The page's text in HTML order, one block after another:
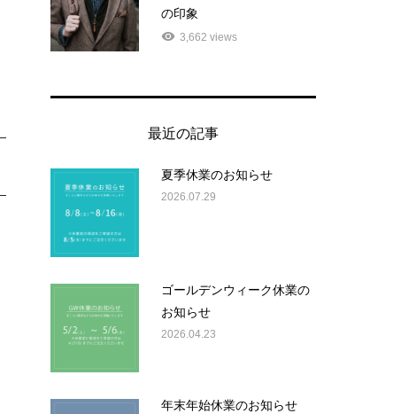
の印象
3,662 views
最近の記事
夏季休業のお知らせ
2026.07.29
ゴールデンウィーク休業の
お知らせ
2026.04.23
年末年始休業のお知らせ